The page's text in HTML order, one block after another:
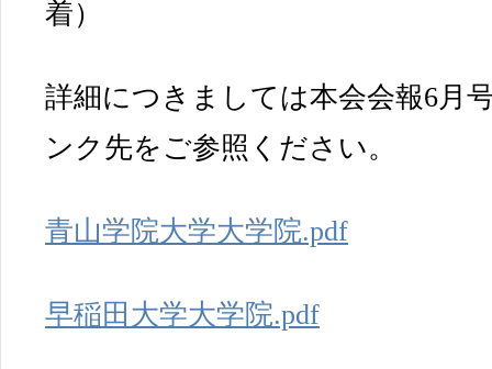
着）
詳細につきましては本会会報6月
ンク先をご参照ください。
青山学院大学大学院.pdf
早稲田大学大学院.pdf